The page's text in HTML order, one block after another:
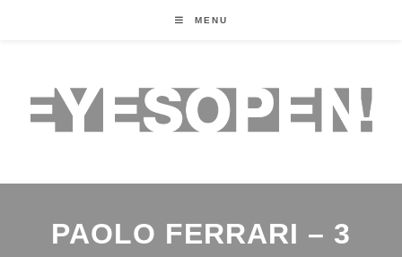
MENU
PAOLO FERRARI – 3